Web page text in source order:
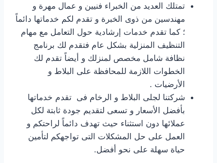
تمتلك العديد من الخبراء فنيين و عمال مهرة و
مهندسين من ذوى الخبرة و تقدم لكم خدماتها دائماً
؛ كما تقدم خدمات إرشادية حول التعامل مع مهام
التنظيف المنزلية بشكل عام فتقدم لك برنامج
نظافة شامل مخصص لمنزلك و أيضاً تقدم لك
الخطوات اللازمة للمحافظة على البلاط و
الأرضيات .
شركتنا لجلى البلاط و الرخام فى تقدم خدماتها
بأفضل الأسعار و تسعى لتقديم جودة ثابتة لكل
عملائها دون استثناء حيث تهدف دائماً لراحتكم و
العمل على حل المشكلات التى تواجهكم لتأمين
حياة سهلة على نحو أفضل.